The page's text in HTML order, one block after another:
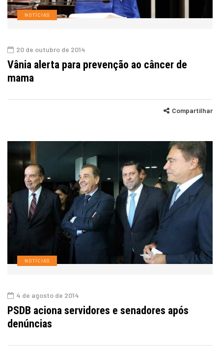
NOTÍCIAS
20 de outubro de 2014
Vânia alerta para prevenção ao câncer de
mama
Compartilhar
NOTÍCIAS
4 de agosto de 2014
PSDB aciona servidores e senadores após
denúncias